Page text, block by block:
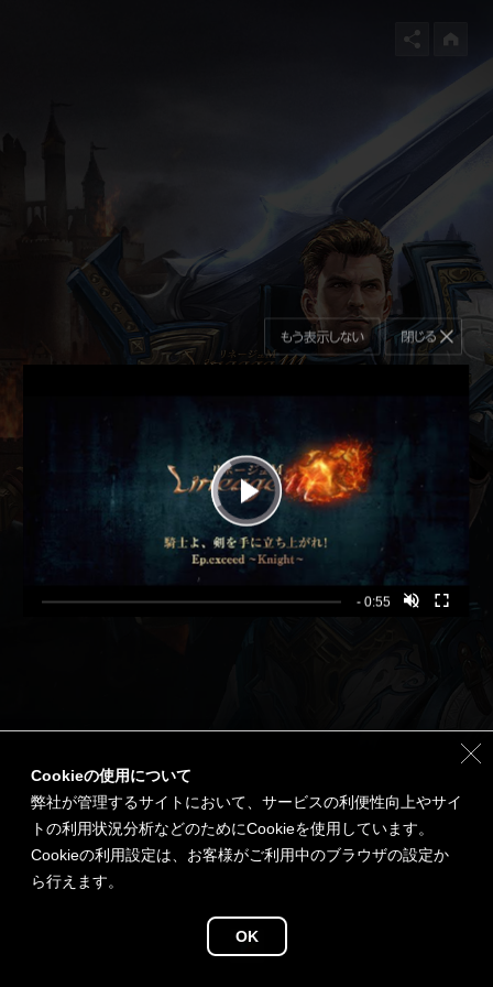
- 0:55
Cookieの使用について
弊社が管理するサイトにおいて、サービスの利便性向上やサイ
トの利用状況分析などのためにCookieを使用しています。
Cookieの利用設定は、お客様がご利用中のブラウザの設定か
ら行えます。
OK